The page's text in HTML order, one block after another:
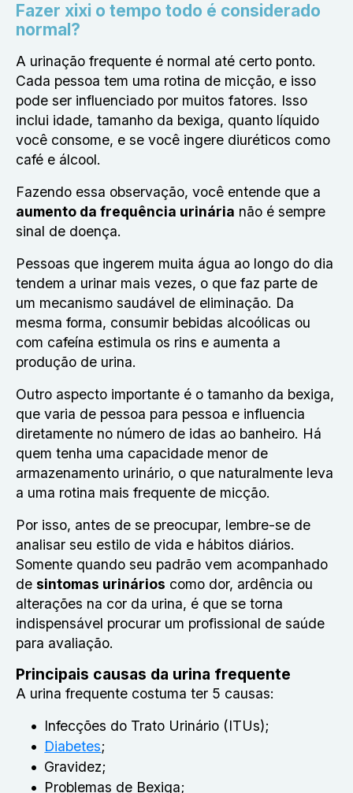
Fazer xixi o tempo todo é considerado
normal?
A urinação frequente é normal até certo ponto.
Cada pessoa tem uma rotina de micção, e isso
pode ser influenciado por muitos fatores. Isso
inclui idade, tamanho da bexiga, quanto líquido
você consome, e se você ingere diuréticos como
café e álcool.
Fazendo essa observação, você entende que a
aumento da frequência urinária não é sempre
sinal de doença.
Pessoas que ingerem muita água ao longo do dia
tendem a urinar mais vezes, o que faz parte de
um mecanismo saudável de eliminação. Da
mesma forma, consumir bebidas alcoólicas ou
com cafeína estimula os rins e aumenta a
produção de urina.
Outro aspecto importante é o tamanho da bexiga,
que varia de pessoa para pessoa e influencia
diretamente no número de idas ao banheiro. Há
quem tenha uma capacidade menor de
armazenamento urinário, o que naturalmente leva
a uma rotina mais frequente de micção.
Por isso, antes de se preocupar, lembre-se de
analisar seu estilo de vida e hábitos diários.
Somente quando seu padrão vem acompanhado
de sintomas urinários como dor, ardência ou
alterações na cor da urina, é que se torna
indispensável procurar um profissional de saúde
para avaliação.
Principais causas da urina frequente
A urina frequente costuma ter 5 causas:
Infecções do Trato Urinário (ITUs);
Diabetes;
Gravidez;
Problemas de Bexiga;